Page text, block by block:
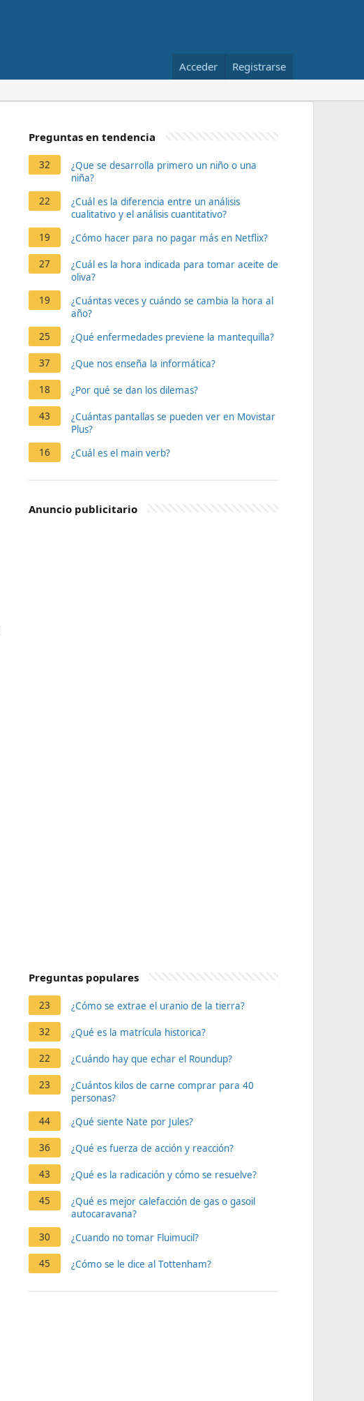
Acceder Registrarse
Preguntas en tendencia
32
¿Que se desarrolla primero un niño o una
niña?
22
¿Cuál es la diferencia entre un análisis
cualitativo y el análisis cuantitativo?
19
¿Cómo hacer para no pagar más en Netflix?
27
¿Cuál es la hora indicada para tomar aceite de
oliva?
19
¿Cuántas veces y cuándo se cambia la hora al
año?
25
¿Qué enfermedades previene la mantequilla?
37 ¿Que nos enseña la informática?
18 ¿Por qué se dan los dilemas?
43
¿Cuántas pantallas se pueden ver en Movistar
Plus?
16
¿Cuál es el main verb?
Anuncio publicitario
Preguntas populares
23 ¿Cómo se extrae el uranio de la tierra?
32 ¿Qué es la matrícula historica?
22 ¿Cuándo hay que echar el Roundup?
23
¿Cuántos kilos de carne comprar para 40
personas?
44
¿Qué siente Nate por Jules?
36 ¿Qué es fuerza de acción y reacción?
43 ¿Qué es la radicación y cómo se resuelve?
45
¿Qué es mejor calefacción de gas o gasoil
autocaravana?
30
¿Cuando no tomar Fluimucil?
45 ¿Cómo se le dice al Tottenham?